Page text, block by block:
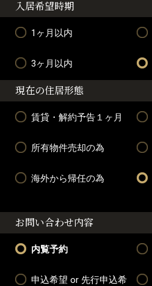
入居希望時期
1ヶ月以内
3ヶ月以内
現在の住居形態
賃貸・解約予告１ヶ月
所有物件売却の為
海外から帰任の為
お問い合わせ内容
内覧予約
申込希望 or 先行申込希